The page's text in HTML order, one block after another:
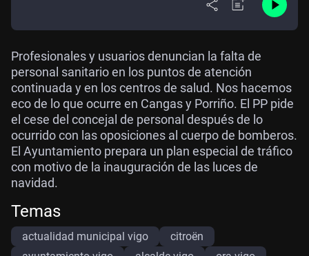
Profesionales y usuarios denuncian la falta de
personal sanitario en los puntos de atención
continuada y en los centros de salud. Nos hacemos
eco de lo que ocurre en Cangas y Porriño. El PP pide
el cese del concejal de personal después de lo
ocurrido con las oposiciones al cuerpo de bomberos.
El Ayuntamiento prepara un plan especial de tráfico
con motivo de la inauguración de las luces de
navidad.
Temas
actualidad municipal vigo
citroën